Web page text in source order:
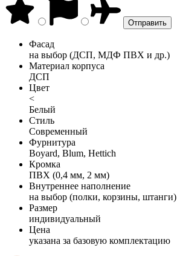
Фасад
на выбор (ДСП, МДФ ПВХ и др.)
Материал корпуса
ДСП
Цвет
<
Белый
Стиль
Современный
Фурнитура
Boyard, Blum, Hettich
Кромка
ПВХ (0,4 мм, 2 мм)
Внутреннее наполнение
на выбор (полки, корзины, штанги)
Размер
индивидуальный
Цена
указана за базовую комплектацию